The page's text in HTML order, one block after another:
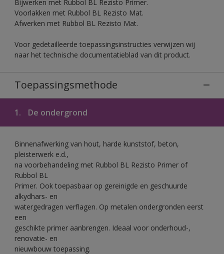
Bijwerken met Rubbol BL Rezisto Primer.
Voorlakken met Rubbol BL Rezisto Mat.
Afwerken met Rubbol BL Rezisto Mat.
Voor gedetailleerde toepassingsinstructies verwijzen wij
naar het technische documentatieblad van dit product.
Toepassingsmethode
1. De ondergrond
Binnenafwerking van hout, harde kunststof, beton,
pleisterwerk e.d.,
na voorbehandeling met Rubbol BL Rezisto Primer of
Rubbol BL
Primer. Ook toepasbaar op gereinigde en geschuurde
alkydhars- en
watergedragen verflagen. Op metalen ondergronden eerst
een
geschikte primer aanbrengen. Ideaal voor onderhoud-,
renovatie- en
nieuwbouw toepassing.